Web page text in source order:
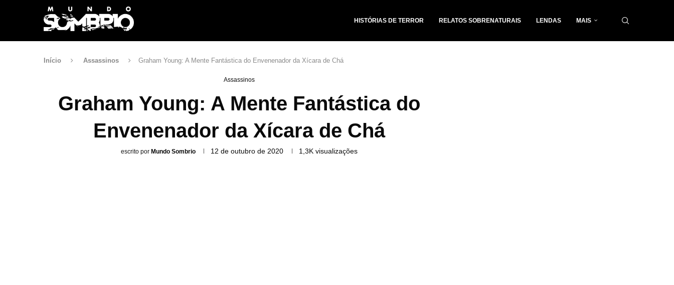
HISTÓRIAS DE TERROR RELATOS SOBRENATURAIS LENDAS MAIS
Início Assassinos Graham Young: A Mente Fantástica do Envenenador da Xícara de Chá
Assassinos
Graham Young: A Mente Fantástica do
Envenenador da Xícara de Chá
escrito por Mundo Sombrio 12 de outubro de 2020 1,3Kvisualizações